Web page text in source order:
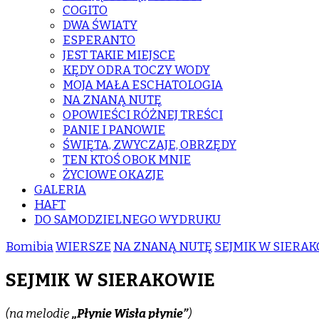
COGITO
DWA ŚWIATY
ESPERANTO
JEST TAKIE MIEJSCE
KĘDY ODRA TOCZY WODY
MOJA MAŁA ESCHATOLOGIA
NA ZNANĄ NUTĘ
OPOWIEŚCI RÓŻNEJ TREŚCI
PANIE I PANOWIE
ŚWIĘTA, ZWYCZAJE, OBRZĘDY
TEN KTOŚ OBOK MNIE
ŻYCIOWE OKAZJE
GALERIA
HAFT
DO SAMODZIELNEGO WYDRUKU
BomibiaWIERSZE NA ZNANĄ NUTĘ SEJMIK W
SEJMIK W SIERAKOWIE
(na melodię„Płynie Wisła płynie”)